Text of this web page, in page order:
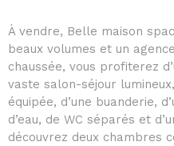
À vendre, Belle maison
beaux volumes et un
chaussée, vous profiterez
vaste salon-séjour
équipée, d’une buanderie,
d’eau, de WC séparés et
découvrez deux chambres